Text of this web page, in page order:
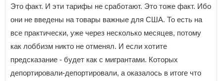
Это факт. И эти тарифы не сработают. Это тоже факт. Ибо
они не введены на товары важные для США. То есть на
все практически, уже через несколько месяцев, потому
как лоббизм никто не отменял. И если хотите
предсказание - будет как с мигрантами. Которых
депортировали-депортировали, а оказалось в итоге что